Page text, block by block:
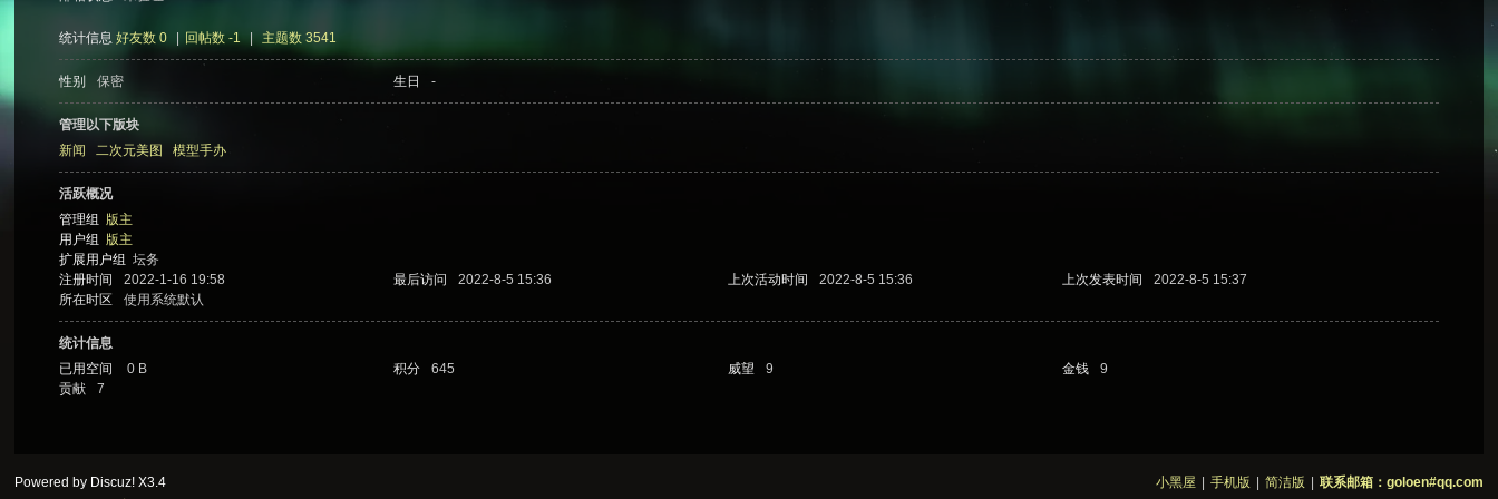
统计信息 好友数 0 回帖数 -1 主题数 3541
性别 保密 生日 -
管理以下版块
新闻
二次元美图 模型手办
活跃概况
管理组版主
用户组版主
扩展用户组坛务
注册时间
2022-1-16 19:58 最后访问 2022-8-5 15:36 上次活动时间 2022-8-5 15:36 上次发表时间
2022-8-5 15:37
所在时区
使用系统默认
统计信息
已用空间
0 B 积分 645 威望 9 金钱
9
贡献
7
小黑屋 手机版 简洁版 联系邮箱：goloen#qq.com
Powered by Discuz!X3.4